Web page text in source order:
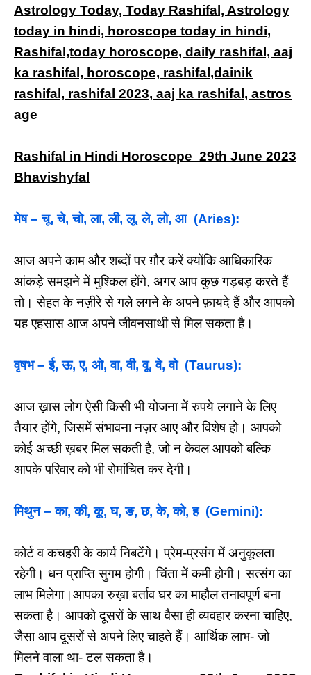
Astrology Today, Today Rashifal, Astrology
today in hindi, horoscope today in hindi,
Rashifal,today horoscope, daily rashifal, aaj
ka rashifal, horoscope, rashifal,dainik
rashifal, rashifal 2023, aaj ka rashifal, astros
age
Rashifal in Hindi Horoscope 29th June 2023
Bhavishyfal
मेष – चू, चे, चो, ला, ली, लू, ले, लो, आ (Aries):
आज अपने काम और शब्दों पर ग़ौर करें क्योंकि आधिकारिक
आंकड़े समझने में मुश्किल होंगे, अगर आप कुछ गड़बड़ करते हैं
तो। सेहत के नज़ीरे से गले लगने के अपने फ़ायदे हैं और आपको
यह एहसास आज अपने जीवनसाथी से मिल सकता है।
वृषभ – ई, ऊ, ए, ओ, वा, वी, वू, वे, वो (Taurus):
आज ख़ास लोग ऐसी किसी भी योजना में रुपये लगाने के लिए
तैयार होंगे, जिसमें संभावना नज़र आए और विशेष हो। आपको
कोई अच्छी ख़बर मिल सकती है, जो न केवल आपको बल्कि
आपके परिवार को भी रोमांचित कर देगी।
मिथुन – का, की, कू, घ, ङ, छ, के, को, ह (Gemini):
कोर्ट व कचहरी के कार्य निबटेंगे। प्रेम-प्रसंग में अनुकूलता
रहेगी। धन प्राप्ति सुगम होगी। चिंता में कमी होगी। सत्संग का
लाभ मिलेगा।आपका रुख़ा बर्ताव घर का माहौल तनावपूर्ण बना
सकता है। आपको दूसरों के साथ वैसा ही व्यवहार करना चाहिए,
जैसा आप दूसरों से अपने लिए चाहते हैं। आर्थिक लाभ- जो
मिलने वाला था- टल सकता है।